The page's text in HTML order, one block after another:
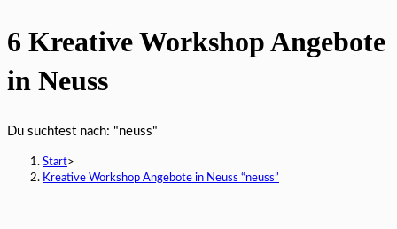
6 Kreative Workshop Angebote
in Neuss
Du suchtest nach: "neuss"
Start>
Kreative Workshop Angebote in Neuss “neuss”